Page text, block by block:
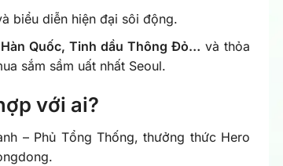
biểu diễn hiện đại sôi động.
Quốc, Tinh dầu Thông Đỏ… và thỏa
sắm sầm uất nhất Seoul.
với ai?
– Phủ Tổng Thống, thưởng thức Hero